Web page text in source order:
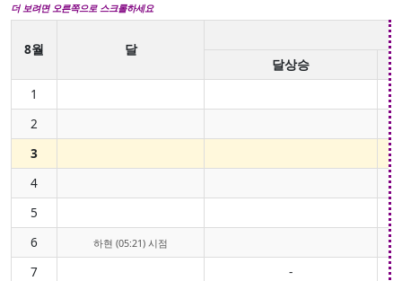
더 보려면 오른쪽으로 스크롤하세요
8월
달
달상승
1
2
3
4
5
6
하현 (05:21) 시점
7
-